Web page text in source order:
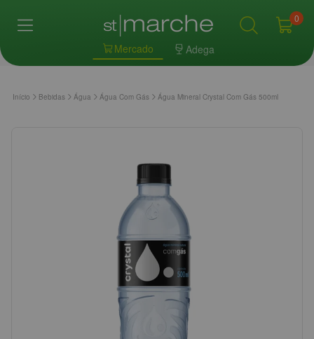
Mercado Adega
0
Início Bebidas Água Água Com Gás Água Mineral Crystal Com Gás 500ml